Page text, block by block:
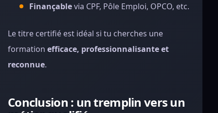
Finançablevia CPF, Pôle Emploi, OPCO, etc.
Le titre certifié est idéal si tu cherches une
formation efficace, professionnalisante et
reconnue.
Conclusion : un tremplin vers un